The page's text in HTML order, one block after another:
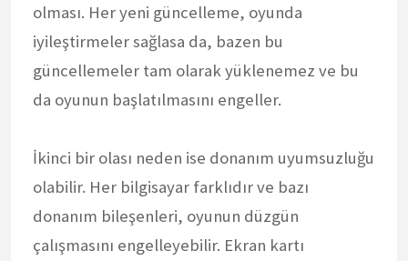
olması. Her yeni güncelleme, oyunda
iyileştirmeler sağlasa da, bazen bu
güncellemeler tam olarak yüklenemez ve bu
da oyunun başlatılmasını engeller.
İkinci bir olası neden ise donanım uyumsuzluğu
olabilir. Her bilgisayar farklıdır ve bazı
donanım bileşenleri, oyunun düzgün
çalışmasını engelleyebilir. Ekran kartı